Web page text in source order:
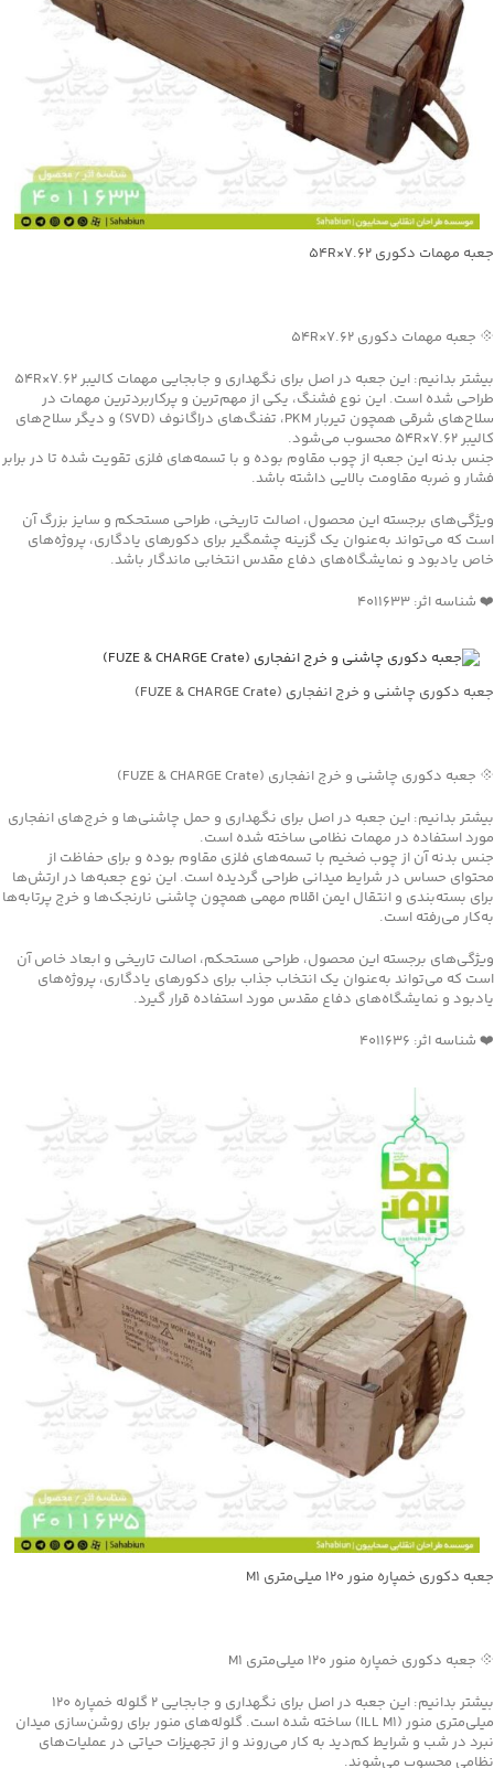
جعبه مهمات دکوری ۷.۶۲×۵۴R
💠 جعبه مهمات دکوری ۷.۶۲×۵۴R
بیشتر بدانیم: این جعبه در اصل برای نگهداری و جابجایی مهمات کالیبر ۷.۶۲×۵۴R
طراحی شده است. این نوع فشنگ، یکی از مهم‌ترین و پرکاربردترین مهمات در
سلاح‌های شرقی همچون تیربار PKM، تفنگ‌های دراگانوف (SVD) و دیگر سلاح‌های
کالیبر ۷.۶۲×۵۴R محسوب می‌شود.
جنس بدنه این جعبه از چوب مقاوم بوده و با تسمه‌های فلزی تقویت شده تا در برابر
فشار و ضربه مقاومت بالایی داشته باشد.
ویژگی‌های برجسته این محصول، اصالت تاریخی، طراحی مستحکم و سایز بزرگ آن
است که می‌تواند به‌عنوان یک گزینه چشمگیر برای دکورهای یادگاری، پروژه‌های
خاص یادبود و نمایشگاه‌های دفاع مقدس انتخابی ماندگار باشد.
❤️ شناسه اثر: 4011633
جعبه دکوری چاشنی و خرج انفجاری (FUZE & CHARGE Crate)
💠 جعبه دکوری چاشنی و خرج انفجاری (FUZE & CHARGE Crate)
بیشتر بدانیم: این جعبه در اصل برای نگهداری و حمل چاشنی‌ها و خرج‌های انفجاری
مورد استفاده در مهمات نظامی ساخته شده است.
جنس بدنه آن از چوب ضخیم با تسمه‌های فلزی مقاوم بوده و برای حفاظت از
محتوای حساس در شرایط میدانی طراحی گردیده است. این نوع جعبه‌ها در ارتش‌ها
برای بسته‌بندی و انتقال ایمن اقلام مهمی همچون چاشنی نارنجک‌ها و خرج پرتابه‌ها
به‌کار می‌رفته است.
ویژگی‌های برجسته این محصول، طراحی مستحکم، اصالت تاریخی و ابعاد خاص آن
است که می‌تواند به‌عنوان یک انتخاب جذاب برای دکورهای یادگاری، پروژه‌های
یادبود و نمایشگاه‌های دفاع مقدس مورد استفاده قرار گیرد.
❤️ شناسه اثر: 4011636
جعبه دکوری خمپاره منور ۱۲۰ میلی‌متری M1
💠 جعبه دکوری خمپاره منور ۱۲۰ میلی‌متری M1
بیشتر بدانیم: این جعبه در اصل برای نگهداری و جابجایی ۲ گلوله خمپاره ۱۲۰
میلی‌متری منور (ILL M1) ساخته شده است. گلوله‌های منور برای روشن‌سازی میدان
نبرد در شب و شرایط کم‌دید به کار می‌روند و از تجهیزات حیاتی در عملیات‌های
نظامی محسوب می‌شوند.